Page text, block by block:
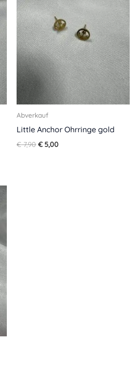
Abverkauf
Little Anchor Ohrringe gold
€7,90 €5,00